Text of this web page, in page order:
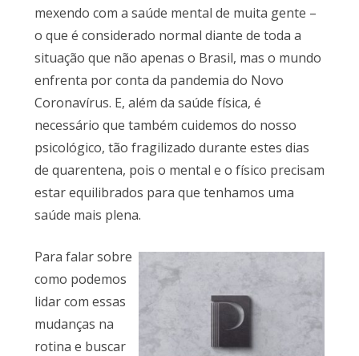
mexendo com a saúde mental de muita gente –
o que é considerado normal diante de toda a
situação que não apenas o Brasil, mas o mundo
enfrenta por conta da pandemia do Novo
Coronavírus. E, além da saúde física, é
necessário que também cuidemos do nosso
psicológico, tão fragilizado durante estes dias
de quarentena, pois o mental e o físico precisam
estar equilibrados para que tenhamos uma
saúde mais plena.
Para falar sobre
como podemos
lidar com essas
mudanças na
rotina e buscar